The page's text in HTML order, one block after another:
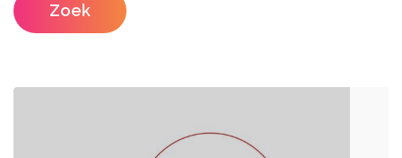
Haarstylisten
Vergaderzalen
Zoek